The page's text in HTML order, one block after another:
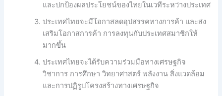
และปกป้องผลประโยชน์ของไทยในเวทีระหว่างประเทศ
ประเทศไทยจะมีโอกาสลดอุปสรรคทางการค้า และส่ง
เสริมโอกาสการค้า การลงทุนกับประเทศสมาชิกให้
มากขึ้น
ประเทศไทยจะได้รับความร่วมมือทางเศรษฐกิจ
วิชาการ การศึกษา วิทยาศาสตร์ พลังงาน สิ่งแวดล้อม
และการปฏิรูปโครงสร้างทางเศรษฐกิจ